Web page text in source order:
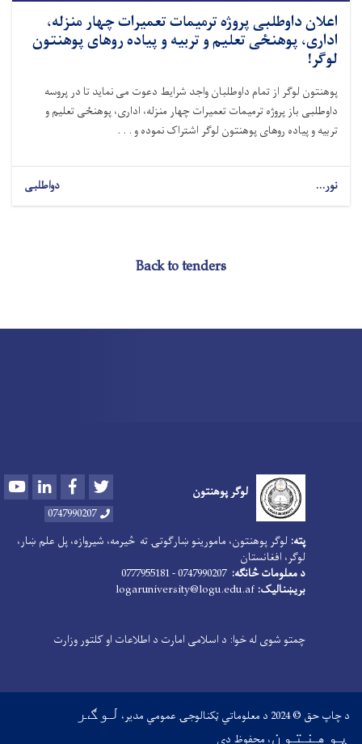
اعلان داوطلبی پروژه ترمیمات تعمیرات چهار منزله،
اداری، پوهنځی تعلیم و تربیه و پیاده روهای پوهنتون
لوگر!
پوهنتون لوگر از تمام داوطلبان واجد شرایط دعوت می نماید تا در پروسه
داوطلبی باز پروژه ترمیمات تعمیرات چهار منزله، اداری، پوهنځی تعلیم و
تربیه و پیاده روهای پوهنتون لوگر اشتراک نموده و . . .
نور... دواطلبی
Back to tenders
لوگر پوهنتون YoutubeLinkedInFacebook
0747990207
پته: لوګر پوهنتون، مامورینو ښارګوتۍ ته څیرمه، شیروازه، پل علم ښار،
لوګر، افغانستان
د معلومات څانګه: 0747990207 - 0777955181
بریښنالیک:
چمتو شوی له خوا: د اسلامی امارت د اطلاعات او کلتور وزارت
د چاپ حق © 2024 د معلوماتي ټکنالوجۍ عمومي مدیر،
لوګر
پوهنتون، محفوظ دی